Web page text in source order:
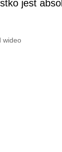
jest
wideo